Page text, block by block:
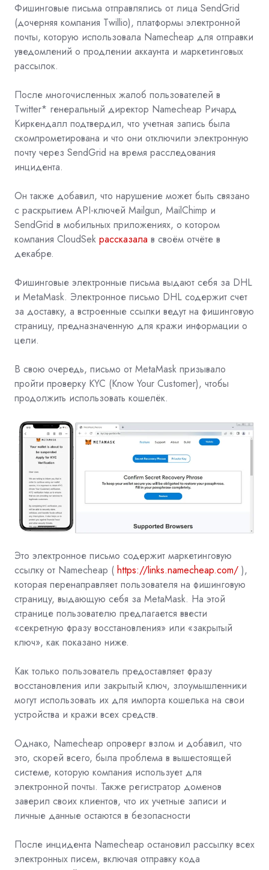
Фишинговые письма отправлялись от лица SendGrid
(дочерняя компания Twillio), платформы электронной
почты, которую использовала Namecheap для отправки
уведомлений о продлении аккаунта и маркетинговых
рассылок.
После многочисленных жалоб пользователей в
Twitter* генеральный директор Namecheap Ричард
Киркендалл подтвердил, что учетная запись была
скомпрометирована и что они отключили электронную
почту через SendGrid на время расследования
инцидента.
Он также добавил, что нарушение может быть связано
с раскрытием API-ключей Mailgun, MailChimp и
SendGrid в мобильных приложениях, о котором
компания CloudSek рассказала в своём отчёте в
декабре.
Фишинговые электронные письма выдают себя за DHL
и MetaMask. Электронное письмо DHL содержит счет
за доставку, а встроенные ссылки ведут на фишинговую
страницу, предназначенную для кражи информации о
цели.
В свою очередь, письмо от MetaMask призывало
пройти проверку KYC (Know Your Customer), чтобы
продолжить использовать кошелёк.
Это электронное письмо содержит маркетинговую
ссылку от Namecheap ( https://links.namecheap.com/ ),
которая перенаправляет пользователя на фишинговую
страницу, выдающую себя за MetaMask. На этой
странице пользователю предлагается ввести
«секретную фразу восстановления» или «закрытый
ключ», как показано ниже.
Как только пользователь предоставляет фразу
восстановления или закрытый ключ, злоумышленники
могут использовать их для импорта кошелька на свои
устройства и кражи всех средств.
Однако, Namecheap опроверг взлом и добавил, что
это, скорей всего, была проблема в вышестоящей
системе, которую компания использует для
электронной почты. Также регистратор доменов
заверил своих клиентов, что их учетные записи и
личные данные остаются в безопасности
После инцидента Namecheap остановил рассылку всех
электронных писем, включая отправку кода